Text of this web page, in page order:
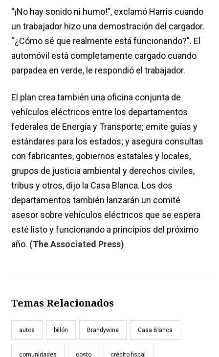
“¡No hay sonido ni humo!”, exclamó Harris cuando
un trabajador hizo una demostración del cargador.
“¿Cómo sé que realmente está funcionando?”. El
automóvil está completamente cargado cuando
parpadea en verde, le respondió el trabajador.
El plan crea también una oficina conjunta de
vehículos eléctricos entre los departamentos
federales de Energía y Transporte; emite guías y
estándares para los estados; y asegura consultas
con fabricantes, gobiernos estatales y locales,
grupos de justicia ambiental y derechos civiles,
tribus y otros, dijo la Casa Blanca. Los dos
departamentos también lanzarán un comité
asesor sobre vehículos eléctricos que se espera
esté listo y funcionando a principios del próximo
año. (The Associated Press)
Temas Relacionados
autos billón Brandywine Casa Blanca
comunidades costo crédito fiscal